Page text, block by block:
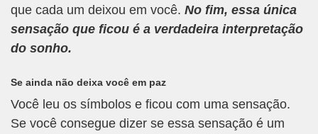
que cada um deixou em você. No fim, essa única
sensação que ficou é a verdadeira interpretação
do sonho.
Se ainda não deixa você em paz
Você leu os símbolos e ficou com uma sensação.
Se você consegue dizer se essa sensação é um